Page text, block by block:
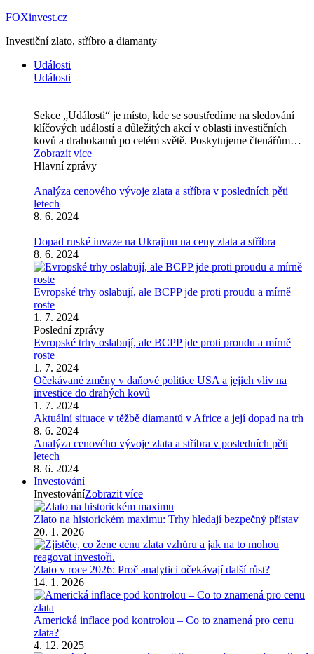
FOXinvest.cz
Investiční zlato, stříbro a diamanty
Události
Události
Sekce „Události“ je místo, kde se soustředíme na sledování
klíčových událostí a důležitých akcí v oblasti investičních
kovů a drahokamů po celém světě. Poskytujeme čtenářům…
Zobrazit více
Hlavní zprávy
Analýza cenového vývoje zlata a stříbra v posledních pěti
letech
8. 6. 2024
Dopad ruské invaze na Ukrajinu na ceny zlata a stříbra
8. 6. 2024
Evropské trhy oslabují, ale BCPP jde proti proudu a mírně
roste
1. 7. 2024
Poslední zprávy
Evropské trhy oslabují, ale BCPP jde proti proudu a mírně
roste
1. 7. 2024
Očekávané změny v daňové politice USA a jejich vliv na
investice do drahých kovů
1. 7. 2024
Aktuální situace v těžbě diamantů v Africe a její dopad na trh
8. 6. 2024
Analýza cenového vývoje zlata a stříbra v posledních pěti
letech
8. 6. 2024
Investování
InvestováníZobrazit více
Zlato na historickém maximu: Trhy hledají bezpečný přístav
20. 1. 2026
Zlato v roce 2026: Proč analytici očekávají další růst?
14. 1. 2026
Americká inflace pod kontrolou – Co to znamená pro cenu
zlata?
4. 12. 2025